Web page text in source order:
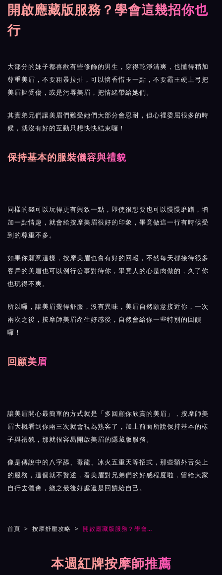
開啟應藏版服務？學會這幾招你也
行
大部分的妹子都喜歡有些修飾的男生，穿得乾淨清爽，也懂得稍加
尊重美眉，不要粗暴拉扯，可以憐香惜玉一點，不要霸王硬上弓把
美眉摳受傷，或是污辱美眉，把情緒帶給她們。
其實弟兄們讓美眉們難受她們大部分會忍耐，但心裡委屈很多的時
候，就沒有好的互動只想快快結束囉！
保持基本的服裝儀容與禮貌
同樣的錢可以玩得更有興致一點，即使很想要也可以慢慢磨蹭，增
加一點情趣，就會給按摩美眉很好的印象，畢竟做這一行有時候受
到的尊重不多。
如果你願意這樣，按摩美眉也會有好的回報，不然每天都接待很多
客戶的美眉也可以例行公事對待你，畢竟人的心是肉做的，久了你
也玩得不爽。
所以囉，讓美眉覺得舒服，沒有異味，美眉自然願意接近你，一次
兩次之後，按摩師美眉產生好感後，自然會給你一些特別的回饋
囉！
回顧美眉
讓美眉開心最簡單的方式就是「多回顧你欣賞的美眉」，按摩師美
眉大概看到你兩三次就會視為熟客了，加上前面所說保持基本的樣
子與禮貌，那就很容易開啟美眉的隱藏版服務。
像是傳說中的八字舔、毒龍、冰火五重天等招式，那些額外舌尖上
的服務，這個就不贅述，看美眉對兄弟們的好感程度啦，留給大家
自行去體會，總之最後好處還是回饋給自己。
首頁 按摩舒壓攻略 開啟應藏版服務？學會這幾招你也行
本週紅牌按摩師推薦